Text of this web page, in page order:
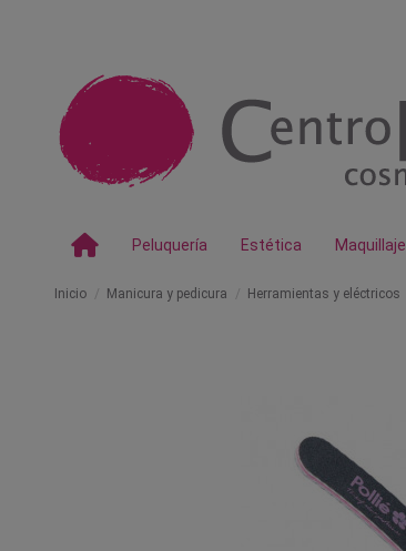
Peluquería Estética Maquillaje
Inicio Manicura y pedicura Herramientas y eléctricos